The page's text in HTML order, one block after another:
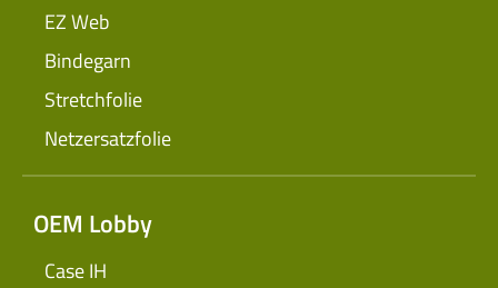
EZ Web
Bindegarn
Stretchfolie
Netzersatzfolie
OEM Lobby
Case IH